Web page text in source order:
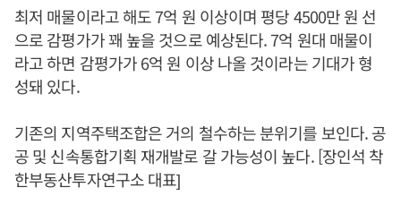
최저 매물이라고 해도 7억 원 이상이며 평당 4500만 원 선
으로 감평가가 꽤 높을 것으로 예상된다. 7억 원대 매물이
라고 하면 감평가가 6억 원 이상 나올 것이라는 기대가 형
성돼 있다.
기존의 지역주택조합은 거의 철수하는 분위기를 보인다. 공
공 및 신속통합기획 재개발로 갈 가능성이 높다. [장인석 착
한부동산투자연구소 대표]